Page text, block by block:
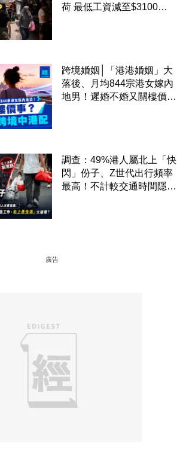
荷 最低工資減至$3100蚊
跨境婚姻│「港港婚姻」大
落後、月均844宗港女嫁內
地男！遲婚不婚又關樓價
調查：49%港人屬北上「快
閃」份子、Z世代出行頻率
最高！不計較交通時間隱形
廣告